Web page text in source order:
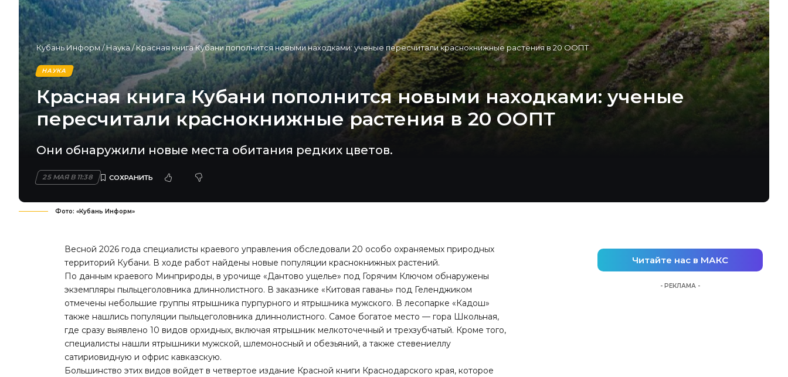
Кубань Информ/Наука/Красная книга Кубани пополнится новыми находками: ученые пересчитали краснокнижные растения в 20 ООПТ
НАУКА
Красная книга Кубани пополнится новыми находками: ученые
пересчитали краснокнижные растения в 20 ООПТ
Они обнаружили новые места обитания редких цветов.
25 МАЯ В 11:38
Фото: «Кубань Информ»
Весной 2026 года специалисты краевого управления обследовали 20 особо охраняемых природных
территорий Кубани. В ходе работ найдены новые популяции краснокнижных растений.
По данным краевого Минприроды, в урочище «Дантово ущелье» под Горячим Ключом обнаружены
экземпляры пыльцеголовника длиннолистного. В заказнике «Китовая гавань» под Геленджиком
отмечены небольшие группы ятрышника пурпурного и ятрышника мужского. В лесопарке «Кадош»
также нашлись популяции пыльцеголовника длиннолистного. Самое богатое место — гора Школьная,
где сразу выявлено 10 видов орхидных, включая ятрышник мелкоточечный и трехзубчатый. Кроме того,
специалисты нашли ятрышники мужской, шлемоносный и обезьяний, а также стевениеллу
сатириовидную и офрис кавказскую.
Большинство этих видов войдет в четвертое издание Красной книги Краснодарского края, которое
Читайте нас в МАКС
- РЕКЛАМА -